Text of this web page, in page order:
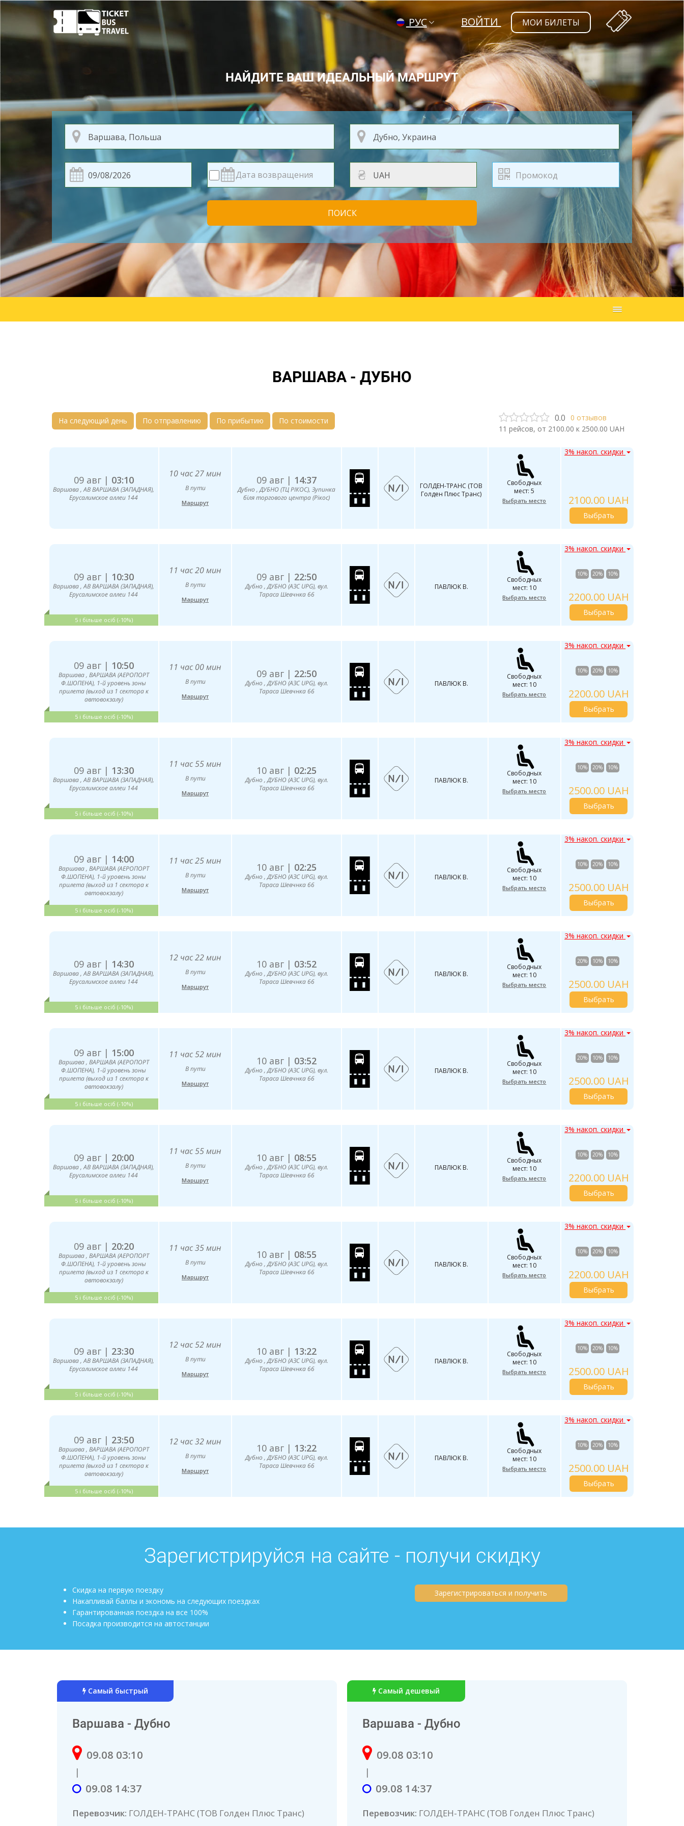
РУС
ENG
УКР
ВОЙТИ МОИ БИЛЕТЫ
НАЙДИТЕ ВАШ ИДЕАЛЬНЫЙ МАРШРУТ
₴
ПОИСК
ВАРШАВА - ДУБНО
На следующий день По отправлению По прибытию По стоимости 0.0 0 отзывов
11 рейсов, от 2100.00 к 2500.00 UAH
09 авг | 03:10
Варшава , АВ ВАРШАВА (ЗАПАДНАЯ),
Ерусалимское аллеи 144
10 час 27 мин
В пути
Маршрут
09 авг | 14:37
Дубно , ДУБНО (ТЦ РІКОС), Зупинка
біля торгового центра (Рікос)
ГОЛДЕН-ТРАНС (ТОВ
Голден Плюс Транс)
Свободных
мест: 5
Выбрать место
3% накоп. скидки
2100.00 UAH
Выбрать
09 авг | 10:30
Варшава , АВ ВАРШАВА (ЗАПАДНАЯ),
Ерусалимское аллеи 144
5 і більше осіб (-10%)
11 час 20 мин
В пути
Маршрут
09 авг | 22:50
Дубно , ДУБНО (АЗС UPG), вул.
Тараса Шевчнка 66
ПАВЛЮК В.
Свободных
мест: 10
Выбрать место
3% накоп. скидки
10% 20% 10%
2200.00 UAH
Выбрать
09 авг | 10:50
Варшава , ВАРШАВА (АЕРОПОРТ
Ф.ШОПЕНА), 1-й уровень зоны
прилета (выход из 1 сектора к
автовокзалу)
5 і більше осіб (-10%)
11 час 00 мин
В пути
Маршрут
09 авг | 22:50
Дубно , ДУБНО (АЗС UPG), вул.
Тараса Шевчнка 66
ПАВЛЮК В.
Свободных
мест: 10
Выбрать место
3% накоп. скидки
10% 20% 10%
2200.00 UAH
Выбрать
09 авг | 13:30
Варшава , АВ ВАРШАВА (ЗАПАДНАЯ),
Ерусалимское аллеи 144
5 і більше осіб (-10%)
11 час 55 мин
В пути
Маршрут
10 авг | 02:25
Дубно , ДУБНО (АЗС UPG), вул.
Тараса Шевчнка 66
ПАВЛЮК В.
Свободных
мест: 10
Выбрать место
3% накоп. скидки
10% 20% 10%
2500.00 UAH
Выбрать
09 авг | 14:00
Варшава , ВАРШАВА (АЕРОПОРТ
Ф.ШОПЕНА), 1-й уровень зоны
прилета (выход из 1 сектора к
автовокзалу)
5 і більше осіб (-10%)
11 час 25 мин
В пути
Маршрут
10 авг | 02:25
Дубно , ДУБНО (АЗС UPG), вул.
Тараса Шевчнка 66
ПАВЛЮК В.
Свободных
мест: 10
Выбрать место
3% накоп. скидки
10% 20% 10%
2500.00 UAH
Выбрать
09 авг | 14:30
Варшава , АВ ВАРШАВА (ЗАПАДНАЯ),
Ерусалимское аллеи 144
5 і більше осіб (-10%)
12 час 22 мин
В пути
Маршрут
10 авг | 03:52
Дубно , ДУБНО (АЗС UPG), вул.
Тараса Шевчнка 66
ПАВЛЮК В.
Свободных
мест: 10
Выбрать место
3% накоп. скидки
20% 10% 10%
2500.00 UAH
Выбрать
09 авг | 15:00
Варшава , ВАРШАВА (АЕРОПОРТ
Ф.ШОПЕНА), 1-й уровень зоны
прилета (выход из 1 сектора к
автовокзалу)
5 і більше осіб (-10%)
11 час 52 мин
В пути
Маршрут
10 авг | 03:52
Дубно , ДУБНО (АЗС UPG), вул.
Тараса Шевчнка 66
ПАВЛЮК В.
Свободных
мест: 10
Выбрать место
3% накоп. скидки
20% 10% 10%
2500.00 UAH
Выбрать
09 авг | 20:00
Варшава , АВ ВАРШАВА (ЗАПАДНАЯ),
Ерусалимское аллеи 144
5 і більше осіб (-10%)
11 час 55 мин
В пути
Маршрут
10 авг | 08:55
Дубно , ДУБНО (АЗС UPG), вул.
Тараса Шевчнка 66
ПАВЛЮК В.
Свободных
мест: 10
Выбрать место
3% накоп. скидки
10% 20% 10%
2200.00 UAH
Выбрать
09 авг | 20:20
Варшава , ВАРШАВА (АЕРОПОРТ
Ф.ШОПЕНА), 1-й уровень зоны
прилета (выход из 1 сектора к
автовокзалу)
5 і більше осіб (-10%)
11 час 35 мин
В пути
Маршрут
10 авг | 08:55
Дубно , ДУБНО (АЗС UPG), вул.
Тараса Шевчнка 66
ПАВЛЮК В.
Свободных
мест: 10
Выбрать место
3% накоп. скидки
10% 20% 10%
2200.00 UAH
Выбрать
09 авг | 23:30
Варшава , АВ ВАРШАВА (ЗАПАДНАЯ),
Ерусалимское аллеи 144
5 і більше осіб (-10%)
12 час 52 мин
В пути
Маршрут
10 авг | 13:22
Дубно , ДУБНО (АЗС UPG), вул.
Тараса Шевчнка 66
ПАВЛЮК В.
Свободных
мест: 10
Выбрать место
3% накоп. скидки
10% 20% 10%
2500.00 UAH
Выбрать
09 авг | 23:50
Варшава , ВАРШАВА (АЕРОПОРТ
Ф.ШОПЕНА), 1-й уровень зоны
прилета (выход из 1 сектора к
автовокзалу)
5 і більше осіб (-10%)
12 час 32 мин
В пути
Маршрут
10 авг | 13:22
Дубно , ДУБНО (АЗС UPG), вул.
Тараса Шевчнка 66
ПАВЛЮК В.
Свободных
мест: 10
Выбрать место
3% накоп. скидки
10% 20% 10%
2500.00 UAH
Выбрать
Зарегистрируйся на сайте - получи скидку
Скидка на первую поездку
Накапливай баллы и экономь на следующих поездках
Гарантированная поездка на все 100%
Посадка производится на автостанции
Зарегистрироваться и получить
Самый быстрый
Варшава - Дубно
09.08 03:10
|
09.08 14:37
Перевозчик: ГОЛДЕН-ТРАНС (ТОВ Голден Плюс Транс)
Самый дешевый
Варшава - Дубно
09.08 03:10
|
09.08 14:37
Перевозчик: ГОЛДЕН-ТРАНС (ТОВ Голден Плюс Транс)